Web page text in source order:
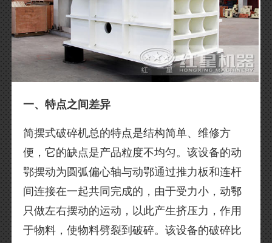
一、特点之间差异
简摆式破碎机总的特点是结构简单、维修方
便，它的缺点是产品粒度不均匀。该设备的动
鄂摆动为圆弧偏心轴与动鄂通过推力板和连杆
间连接在一起共同完成的，由于受力小，动鄂
只做左右摆动的运动，以此产生挤压力，作用
于物料，使物料劈裂到破碎。该设备的破碎比